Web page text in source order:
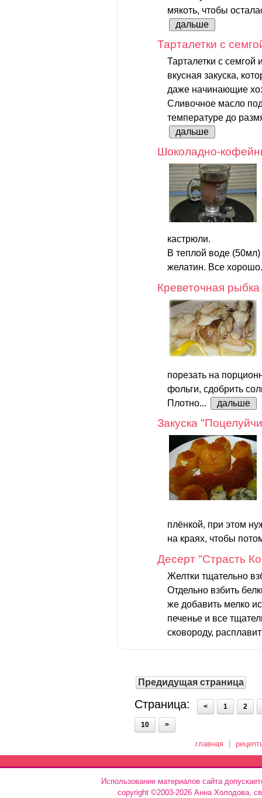
мякоть, чтобы
дальше
Тарталетки с
Тарталетки с семгой
вкусная закуска,
даже начинающие
Сливочное масло
температуре до
дальше
Шоколадно-
кастрюли.
В теплой воде
желатин. Все
Креветочная
порезать на
фольги, сдобрить
Плотно...
дальше
Закуска
плёнкой, при этом
на краях, чтобы
Десерт "Страсть
Желтки тщательно
Отдельно взбить
же добавить мелко
печенье и все
сковороду,
Предидущая страница
Страница: < 1 2
10 >
главная
Использование материалов сайта
copyright ©2003-2026 Анна Холодова,